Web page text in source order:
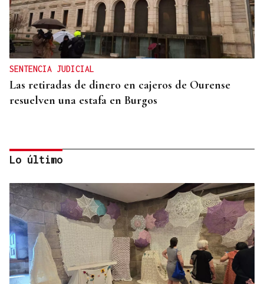
SENTENCIA JUDICIAL
Las retiradas de dinero en cajeros de Ourense
resuelven una estafa en Burgos
MADRES LACTANTES
Lo último